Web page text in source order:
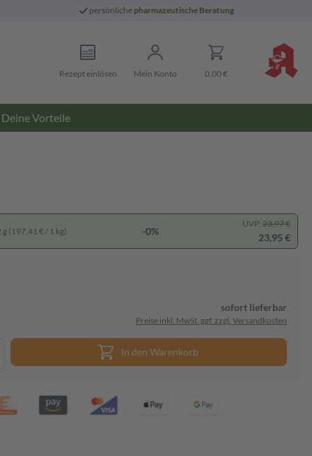
persönliche pharmazeutische Beratung
Rezept einlösen Mein Konto 0,00 €
Deine Vorteile
g (197,41 € / 1 kg) -0%
UVP: 23,97 €
23,95 €
sofort lieferbar
Preise inkl. MwSt. ggf. zzgl. Versandkosten
In den Warenkorb